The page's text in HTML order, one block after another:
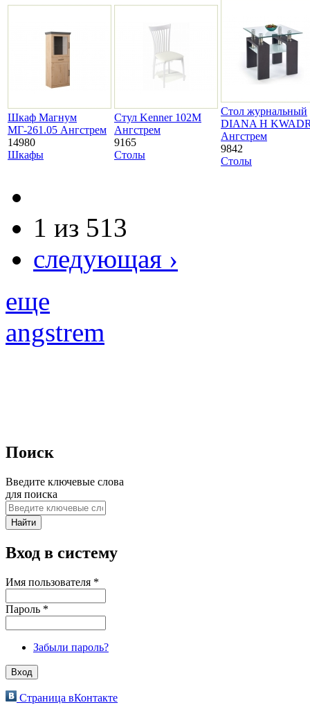
Шкаф Магнум
МГ-261.05 Ангстрем
14980
Шкафы
Стул Kenner 102М
Ангстрем
9165
Столы
Стол журнальный
DIANA H
Ангстрем
9842
Столы
1 из 513
следующая ›
еще
angstrem
Поиск
Введите ключевые слова
для поиска
Вход в систему
Имя пользователя *
Пароль *
Забыли пароль?
Страница вКонтакте